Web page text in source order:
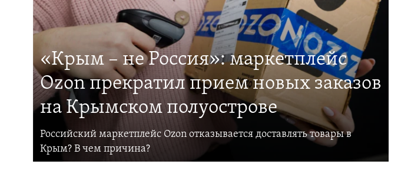
«Крым – не Россия»: маркетплейс
Ozon прекратил прием новых заказов
на Крымском полуострове
Российский маркетплейс Ozon отказывается доставлять товары в
Крым? В чем причина?